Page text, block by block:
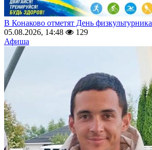
В Конаково отметят День физкультурника
05.08.2026, 14:48
129
Афиша